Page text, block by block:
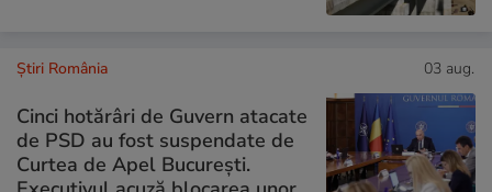
Știri România 03 aug.
Cinci hotărâri de Guvern atacate
de PSD au fost suspendate de
Curtea de Apel București.